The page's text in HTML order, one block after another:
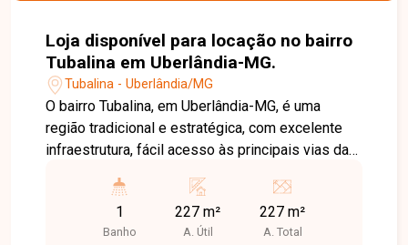
condomínio com ótima infraestrutura. Entre em
contato e agende sua visita!
Loja disponível para locação no bairro
Tubalina em Uberlândia-MG.
Tubalina - Uberlândia/MG
O bairro Tubalina, em Uberlândia-MG, é uma
região tradicional e estratégica, com excelente
infraestrutura, fácil acesso às principais vias da
consumidores. A localização oferece
proximidade a comércios, supermercados,
escolas, farmácias e diversos serviços, sendo
1
Banho
227 m²
A. Útil
227 m²
A. Total